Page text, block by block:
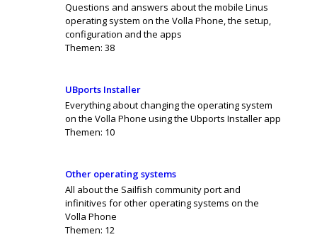
Questions and answers about the mobile Linus
operating system on the Volla Phone, the setup,
configuration and the apps
Themen: 38
UBports Installer
Everything about changing the operating system
on the Volla Phone using the Ubports Installer app
Themen: 10
Other operating systems
All about the Sailfish community port and
infinitives for other operating systems on the
Volla Phone
Themen: 12